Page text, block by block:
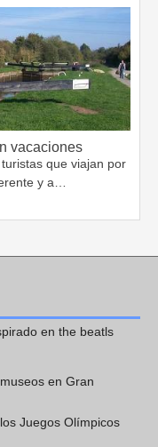
vacaciones
que viajan por
y a…
en the beatls
en Gran
Juegos Olímpicos